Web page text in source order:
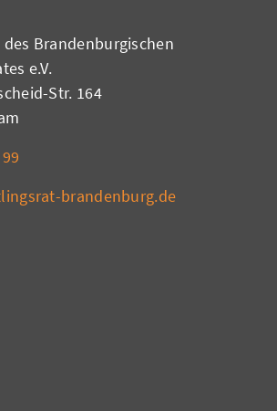
Brandenburgischen
e.V.
Str. 164
brandenburg.de